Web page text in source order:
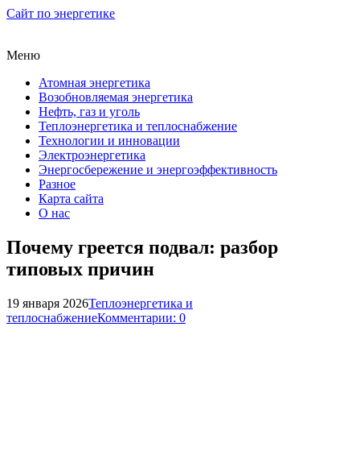
Сайт по энергетике
Меню
Атомная энергетика
Возобновляемая энергетика
Нефть, газ и уголь
Теплоэнергетика и теплоснабжение
Технологии и инновации
Электроэнергетика
Энергосбережение и энергоэффективность
Разное
Карта сайта
О нас
Почему греется подвал: разбор
типовых причин
19 января 2026Теплоэнергетика и
теплоснабжениеКомментарии: 0